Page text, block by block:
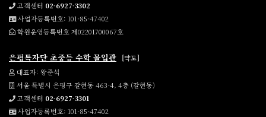
고객센터 02-6927-3302
사업자등록번호: 101-85-47402
학원운영등록번호 제02201700067호
은평특자단 초중등 수학 몰입관
[약도]
대표자: 왕준석
서울 특별시 은평구 갈현동 463-4, 4층 (갈현동)
고객센터 02-6927-3301
사업자등록번호: 101-85-47402